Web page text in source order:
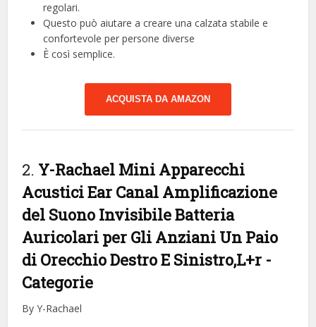
regolari.
Questo può aiutare a creare una calzata stabile e
confortevole per persone diverse
È così semplice.
ACQUISTA DA AMAZON
2. Y-Rachael Mini Apparecchi
Acustici Ear Canal Amplificazione
del Suono Invisibile Batteria
Auricolari per Gli Anziani Un Paio
di Orecchio Destro E Sinistro,L+r -
Categorie
By Y-Rachael